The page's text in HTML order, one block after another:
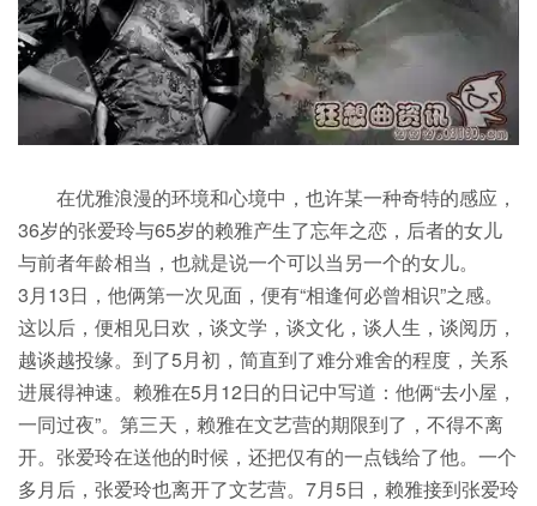
在优雅浪漫的环境和心境中，也许某一种奇特的感应，
36岁的张爱玲与65岁的赖雅产生了忘年之恋，后者的女儿
与前者年龄相当，也就是说一个可以当另一个的女儿。
3月13日，他俩第一次见面，便有“相逢何必曾相识”之感。
这以后，便相见日欢，谈文学，谈文化，谈人生，谈阅历，
越谈越投缘。到了5月初，简直到了难分难舍的程度，关系
进展得神速。赖雅在5月12日的日记中写道：他俩“去小屋，
一同过夜”。第三天，赖雅在文艺营的期限到了，不得不离
开。张爱玲在送他的时候，还把仅有的一点钱给了他。一个
多月后，张爱玲也离开了文艺营。7月5日，赖雅接到张爱玲